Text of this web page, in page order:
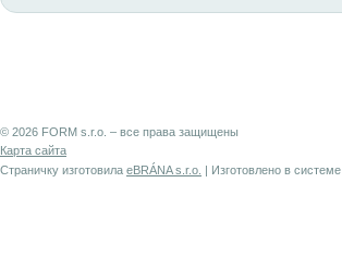
© 2026 FORM s.r.o. – все права защищены
Карта сайта
Страничку изготовила eBRÁNA s.r.o. | Изготовлено в системе